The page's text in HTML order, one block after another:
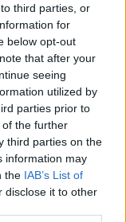
third parties, or
for
below opt-out
that after your
seeing
utilized by
parties prior to
the further
third parties on the
information may
the IAB’s List of
disclose it to other
av
Audi, Cupra,
för batteriet
bilägaren har
befintliga
inte laddhybrider.